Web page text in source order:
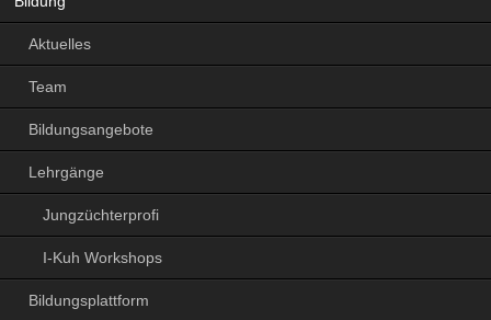
Aktuelles
Team
Bildungsangebote
Lehrgänge
Jungzüchterprofi
I-Kuh Workshops
Bildungsplattform